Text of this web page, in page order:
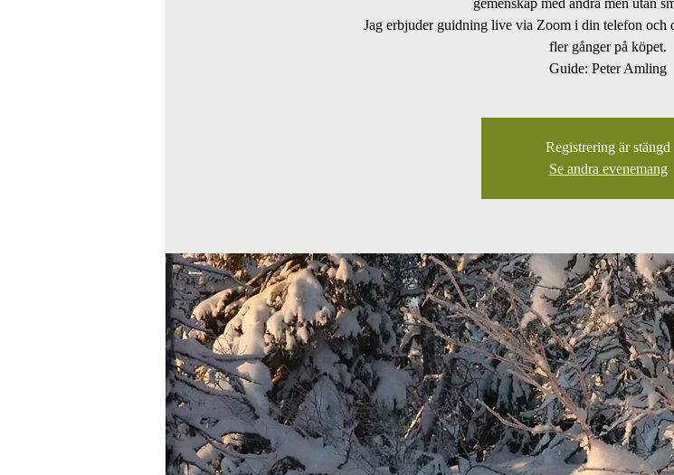
Jag erbjuder guidning live via Zoom i din telefon och
fler gånger på köpet.
Guide: Peter Amling
Registrering är stängd
Se andra evenemang